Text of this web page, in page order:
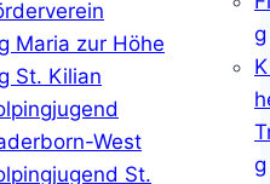
Maria zur Höhe
St. Kilian
West
St.
g
g